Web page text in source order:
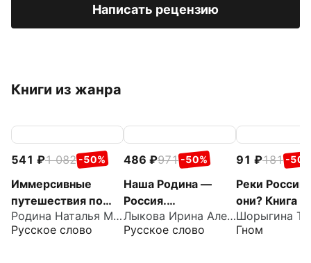
Написать рецензию
Книги из жанра
541 1 082 -50%
Иммерсивные
путешествия по
родной стране с
детьми 4–5 лет.
Родина Наталья Михайловна
Русское слово
486 971 -50%
Наша Родина —
Россия.
Парциальная
образовательная
Лыкова Ирина Александровна
Русское слово
91 181 -
Реки
они? Книга
гувернеров и
Гном